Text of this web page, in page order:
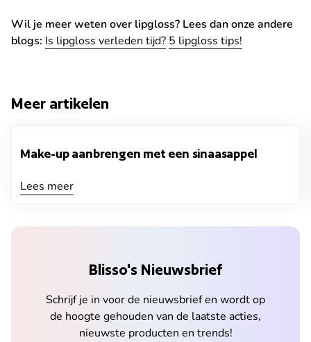
Wil je meer weten over lipgloss? Lees dan onze andere
blogs: Is lipgloss verleden tijd? 5 lipgloss tips!
Meer artikelen
Make-up aanbrengen met een sinaasappel
Lees meer
Blisso's Nieuwsbrief
Schrijf je in voor de nieuwsbrief en wordt op
de hoogte gehouden van de laatste acties,
nieuwste producten en trends!